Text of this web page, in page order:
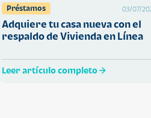
Préstamos 03/07/
Adquiere tu casa nueva con el
respaldo de Vivienda en Línea
Leer artículo completo